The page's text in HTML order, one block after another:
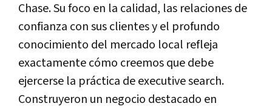
Chase. Su foco en la calidad, las relaciones de
confianza con sus clientes y el profundo
conocimiento del mercado local refleja
exactamente cómo creemos que debe
ejercerse la práctica de executive search.
Construyeron un negocio destacado en